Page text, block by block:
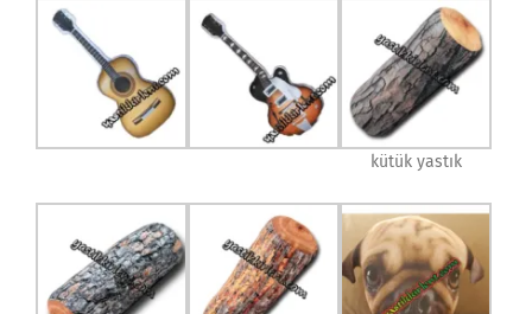
kütük yastık